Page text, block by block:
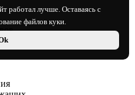
работал лучше. Оставаясь с
файлов куки.